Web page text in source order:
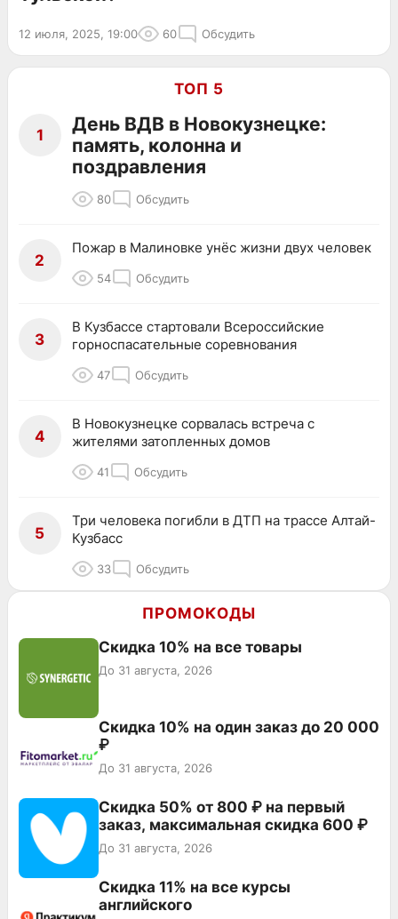
12 июля, 2025, 19:00 60 Обсудить
ТОП 5
1
День ВДВ в Новокузнецке:
память, колонна и
поздравления
80 Обсудить
2
Пожар в Малиновке унёс жизни двух человек
54 Обсудить
3
В Кузбассе стартовали Всероссийские
горноспасательные соревнования
47 Обсудить
4
В Новокузнецке сорвалась встреча с
жителями затопленных домов
41 Обсудить
5
Три человека погибли в ДТП на трассе Алтай-
Кузбасс
33 Обсудить
ПРОМОКОДЫ
Скидка 10% на все товары
До 31 августа, 2026
Скидка 10% на один заказ до 20 000
₽
До 31 августа, 2026
Скидка 50% от 800 ₽ на первый
заказ, максимальная скидка 600 ₽
До 31 августа, 2026
Скидка 11% на все курсы
английского